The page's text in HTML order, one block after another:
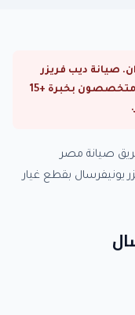
صيانة ديب فريزر
يونيفرسال في القاهرة والجيزة. فنيون متخصصون بخبرة +15
صيانة مصر
بقطع غيار